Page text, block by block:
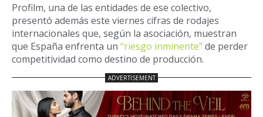
Profilm, una de las entidades de ese colectivo,
presentó además este viernes cifras de rodajes
internacionales que, según la asociación, muestran
que España enfrenta un “riesgo inminente”de perder
competitividad como destino de producción.